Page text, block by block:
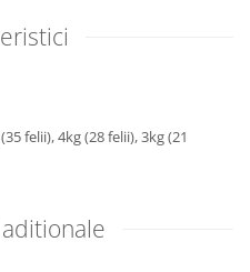
felii),4kg (28 felii),3kg (21